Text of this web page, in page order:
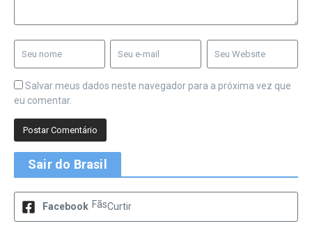
Salvar meus dados neste navegador para a próxima vez que
eu comentar.
Sair do Brasil
Facebook FãsCurtir